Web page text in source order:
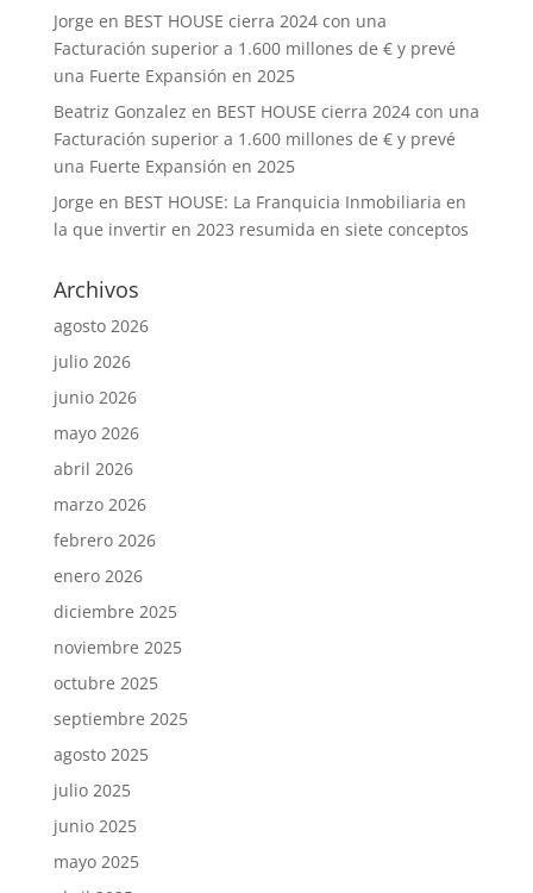
Jorge en BEST HOUSE cierra 2024 con una
Facturación superior a 1.600 millones de € y prevé
una Fuerte Expansión en 2025
Beatriz Gonzalez en BEST HOUSE cierra 2024 con una
Facturación superior a 1.600 millones de € y prevé
una Fuerte Expansión en 2025
Jorge en BEST HOUSE: La Franquicia Inmobiliaria en
la que invertir en 2023 resumida en siete conceptos
Archivos
agosto 2026
julio 2026
junio 2026
mayo 2026
abril 2026
marzo 2026
febrero 2026
enero 2026
diciembre 2025
noviembre 2025
octubre 2025
septiembre 2025
agosto 2025
julio 2025
junio 2025
mayo 2025